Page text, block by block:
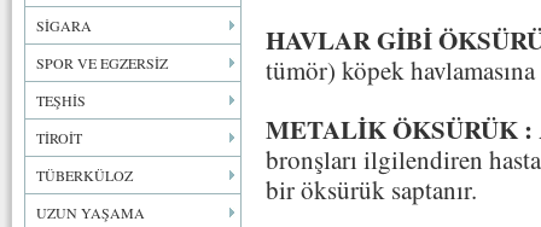
SİGARA
SPOR VE EGZERSİZ
TEŞHİS
TİROİT
TÜBERKÜLOZ
UZUN YAŞAMA
HAVLAR GİBİ
tümör) köpek
METALİK ÖKSÜRÜK :
bronşları ilgilendiren
bir öksürük saptanır.